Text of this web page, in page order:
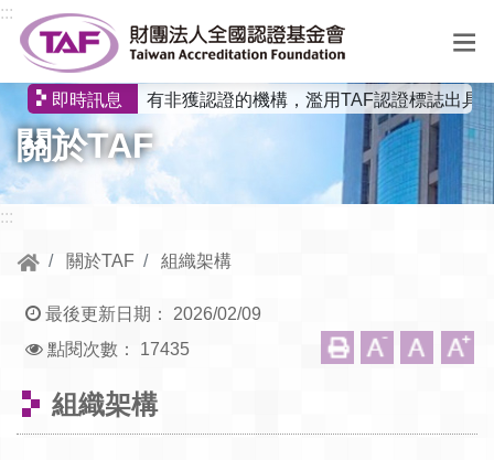
跳到中央內容區塊
:::
選
單
即時訊息 有非獲認證的機構，濫用TAF認證標誌出具
關於TAF
:::
關於TAF 組織架構
最後更新日期： 2026/02/09
點閱次數： 17435
組織架構